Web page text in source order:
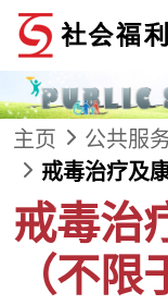
跳到内容
主页 公共服
戒毒治疗及
戒毒治
（不限